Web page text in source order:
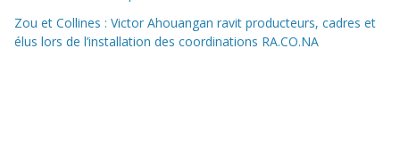
Zou et Collines : Victor Ahouangan ravit producteurs, cadres et
élus lors de l’installation des coordinations RA.CO.NA